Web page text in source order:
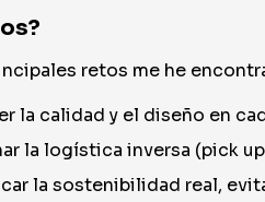
retos me he
la calidad y el diseño en
la logística inversa (pick
la sostenibilidad real,